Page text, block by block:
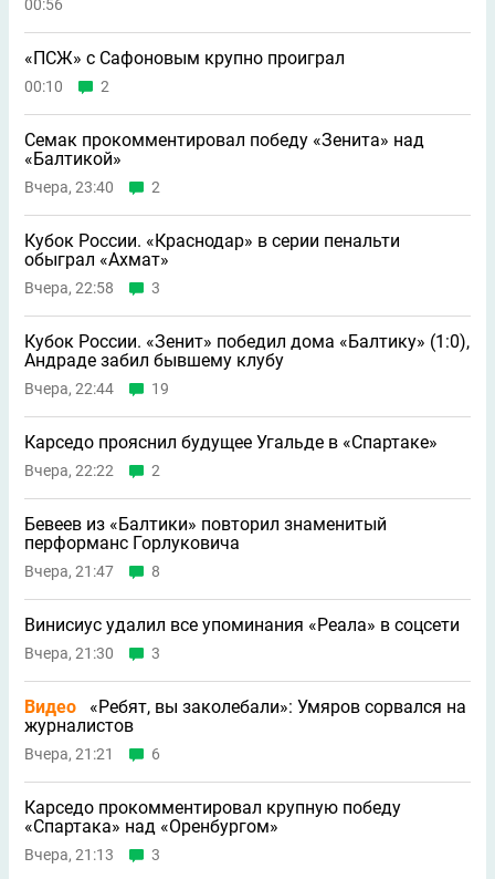
00:56
«ПСЖ» с Сафоновым крупно проиграл
00:10 2
Семак прокомментировал победу «Зенита» над
«Балтикой»
Вчера, 23:40 2
Кубок России. «Краснодар» в серии пенальти
обыграл «Ахмат»
Вчера, 22:58 3
Кубок России. «Зенит» победил дома «Балтику» (1:0),
Андраде забил бывшему клубу
Вчера, 22:44 19
Карседо прояснил будущее Угальде в «Спартаке»
Вчера, 22:22 2
Бевеев из «Балтики» повторил знаменитый
перформанс Горлуковича
Вчера, 21:47 8
Винисиус удалил все упоминания «Реала» в соцсети
Вчера, 21:30 3
Видео
«Ребят, вы заколебали»: Умяров сорвался на
журналистов
Вчера, 21:21 6
Карседо прокомментировал крупную победу
«Спартака» над «Оренбургом»
Вчера, 21:13 3